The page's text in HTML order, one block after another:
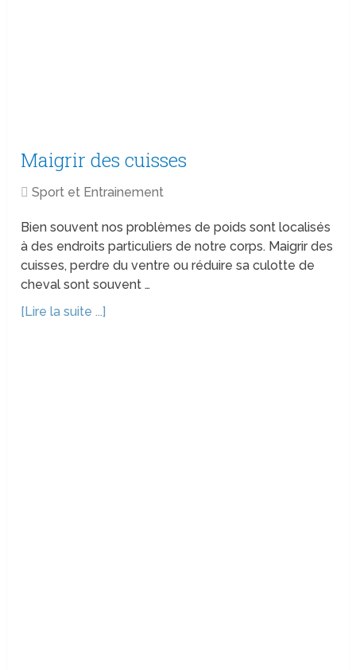
Maigrir des cuisses
Sport et Entrainement
Bien souvent nos problèmes de poids sont localisés
à des endroits particuliers de notre corps. Maigrir des
cuisses, perdre du ventre ou réduire sa culotte de
cheval sont souvent …
[Lire la suite ...]